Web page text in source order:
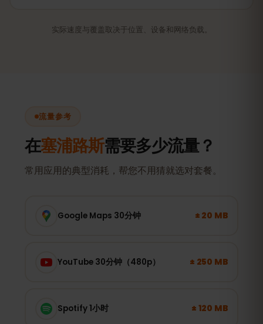
实际速度与覆盖取决于位置、设备和网络负载。
流量参考
在塞浦路斯需要多少流量？
常用应用的典型消耗，帮您不用猜就选对套餐。
Google Maps 30分钟 ± 20 MB
YouTube 30分钟（480p） ± 250 MB
Spotify 1小时 ± 120 MB